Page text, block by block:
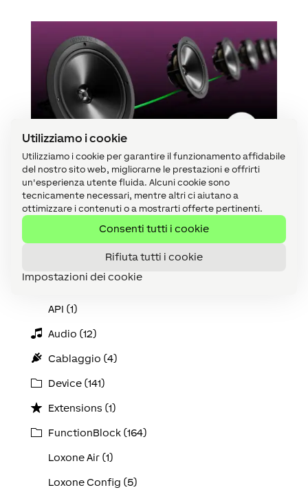
Utilizziamo i cookie
Utilizziamo i cookie per garantire il funzionamento affidabile
del nostro sito web, migliorarne le prestazioni e offrirti
un'esperienza utente fluida. Alcuni cookie sono
tecnicamente necessari, mentre altri ci aiutano a
ottimizzare i contenuti o a mostrarti offerte pertinenti.
Consenti tutti i cookie
Rifiuta tutti i cookie
Impostazioni dei cookie
Novità: tecnologia Master / Client
daArianna Panzanini|Mag 13, 2024 |Tecnologia
Categorie
Accessori (2)
API (1)
Audio (12)
Cablaggio (4)
Device (141)
Extensions (1)
FunctionBlock (164)
Loxone Air (1)
Loxone Config (5)